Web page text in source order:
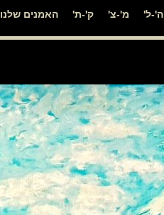
ה'-ל' מ'-צ' ק'-ת' האמנים שלנו